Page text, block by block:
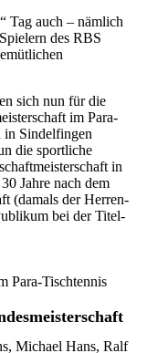
Tag auch – nämlich
des RBS
sich nun für die
im Para-
Sindelfingen
die sportliche
in
Jahre nach dem
(damals der Herren-
bei der Titel-
Michael Hans, Ralf